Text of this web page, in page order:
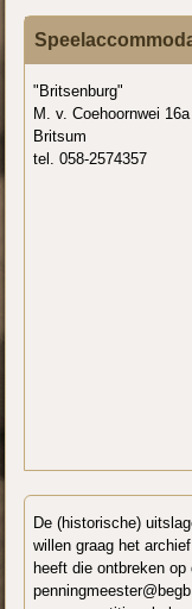
"Britsenburg"
M. v. Coehoornwei 16a
Britsum
tel. 058-2574357
De (historische)
willen graag het
heeft die ontbreken